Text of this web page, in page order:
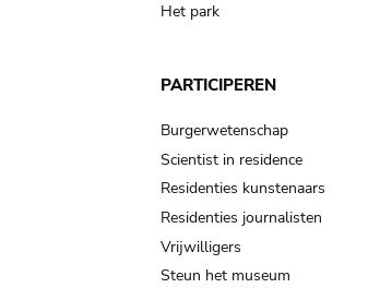
Het park
PARTICIPEREN
Burgerwetenschap
Scientist in residence
Residenties kunstenaars
Residenties journalisten
Vrijwilligers
Steun het museum